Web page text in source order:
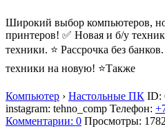
Широкий выбор компьютеров,
принтеров! ✅ Новая и б/у
техники. ⭐ Рассрочка без
техники на новую! ⭐Также
Компьютер › Настольные ПК ID:
instagram: tehno_comp Телефон:
Комментарии: 0 Просмотры: 1782